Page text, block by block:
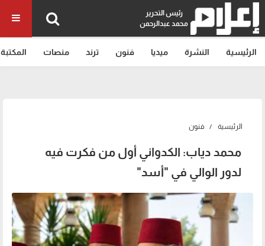
رئيس التحرير
محمد عبدالرحمن
الرئيسية النشرة ميديا فنون ترند منصات المكتبة
الرئيسية فنون
محمد دياب: الكدواني أول من فكرت فيه
لدور الوالي في "أسد"